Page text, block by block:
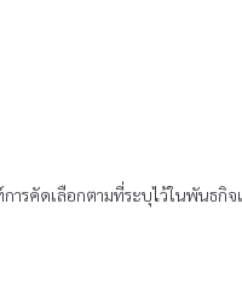
รคัดเลือกตามที่ระบุไว้ในพันธกิจ